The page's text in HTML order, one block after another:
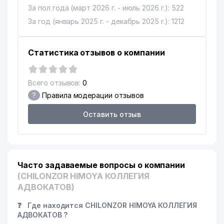
16
PROVENT AIRCOOL
ENGINEERING ООО
851 м
18 KIMALINE ООО
19 CHERSI ООО
20 GAZON AVANGARD ООО 872 м
ЭКОНОМИЧЕСКИЙ СУД
ТАШКЕНТСКОЙ ОБЛАСТИ
23 ENERGOREMONT ПП
24 BILIMINTERTRANS ООО
AIRCUZ АССОЦИАЦИЯ
За пол года (март 2026 г. - июль 2026 г.): 522
За год (январь 2025 г. - декабрь 2025 г.): 1212
Статистика отзывов о компании
Всего отзывов: 0
? Правила модерации отзывов
Оставить отзыв
Часто задаваемые вопросы о компании
(CHILONZOR HIMOYA КОЛЛЕГИЯ
АДВОКАТОВ)
❓
Где находится CHILONZOR HIMOYA КОЛЛЕГИЯ
АДВОКАТОВ ?